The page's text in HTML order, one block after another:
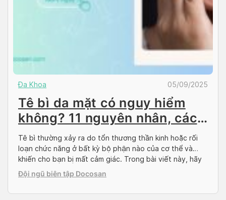
Đa Khoa 05/09/2025
Tê bì da mặt có nguy hiểm
không? 11 nguyên nhân, cách
điều trị
Tê bì thường xảy ra do tổn thương thần kinh hoặc rối
loạn chức năng ở bất kỳ bộ phận nào của cơ thể và
khiến cho bạn bị mất cảm giác. Trong bài viết này, hãy
cùng Docosan tìm hiểu về các nguyên nhân dẫn đến tê
bì da mặt, cũng như các lựa […]
Đội ngũ biên tập Docosan